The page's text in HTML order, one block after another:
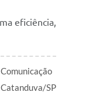
eficiência,
Comunicação
Catanduva/SP